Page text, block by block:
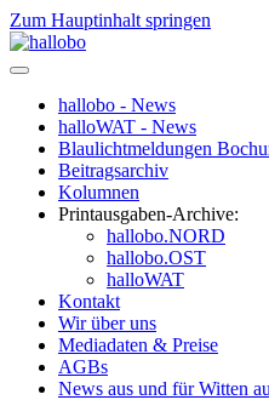
Zum Hauptinhalt springen
hallobo - News
halloWAT - News
Blaulichtmeldungen
Beitragsarchiv
Kolumnen
Printausgaben-Archive:
hallobo.NORD
hallobo.OST
halloWAT
Kontakt
Wir über uns
Mediadaten & Preise
AGBs
News aus und für Witten